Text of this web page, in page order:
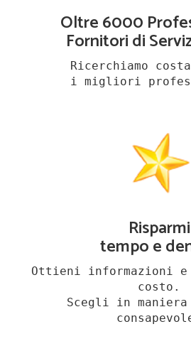
Oltre 6000
Fornitori di
Ricerchiamo
i migliori
Risparmi
tempo e
Ottieni informazioni
costo.
Scegli in